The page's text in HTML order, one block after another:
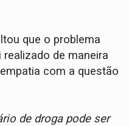
que o problema
de maneira
com a questão
de droga pode ser